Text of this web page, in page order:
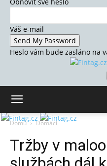
Váš e-mail
Heslo vám bude zasláno na
Domů Domácí
Tržby v